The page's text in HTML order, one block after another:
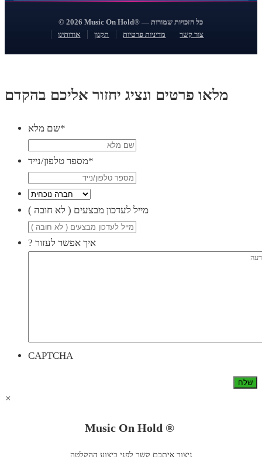
© 2026 Music On Hold® — כל הזכויות שמורות
אודותינו
תקנון מדיניות פרטיות צור קשר
מלאו פרטים ונציג יחזור אליכם בהקדם
שם מלא*
מספר טלפון/נייד*
( מייל לעדכון מבצעים ( לא חובה
? איך אפשר לעזור
CAPTCHA
×
Music On Hold ®
ניצור איתכם קשר לפני ביצוע ההקלטה